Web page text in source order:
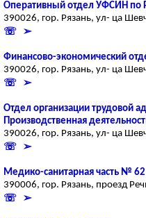
Оперативный отдел УФСИН по
390026, гор. Рязань, ул- ца
☏ ➢
Финансово-экономический
390026, гор. Рязань, ул- ца
☏ ➢
Отдел организации трудовой
Производственная
390026, гор. Рязань, ул- ца
☏ ➢
Медико-санитарная часть №
390006, гор. Рязань, проезд
☏ ➢